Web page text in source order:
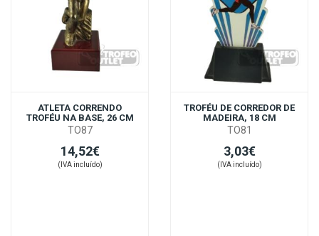
ATLETA CORRENDO
TROFÉU NA BASE, 26 CM
TO87
14,52€
(IVA incluído)
TROFÉU DE CORREDOR DE
MADEIRA, 18 CM
TO81
3,03€
(IVA incluído)